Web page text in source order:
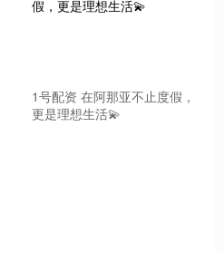
1号配资 在阿那亚不止度假，
更是理想生活💫